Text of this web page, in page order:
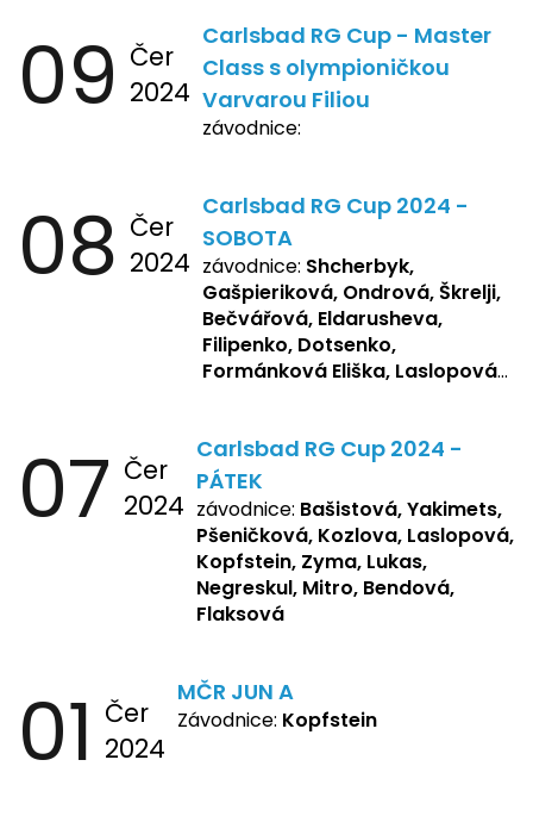
09 Čer
2024
Carlsbad RG Cup - Master
Class s olympioničkou
Varvarou Filiou
závodnice:
08 Čer
2024
Carlsbad RG Cup 2024 -
SOBOTA
závodnice: Shcherbyk,
Gašpieriková, Ondrová, Škrelji,
Bečvářová, Eldarusheva,
Filipenko, Dotsenko,
Formánková Eliška, Laslopová
Žbánková, Bašistová Beáta,
Yakimets, Pšeničková Vanesa,
Kozlova Nelly, Laslopová B.,
Kopfstein, Lukas, Negreskul ,
Mitro, Bendová, Flaksová
07 Čer
2024
Carlsbad RG Cup 2024 -
PÁTEK
závodnice: Bašistová, Yakimets,
Pšeničková, Kozlova, Laslopová,
Kopfstein, Zyma, Lukas,
Negreskul, Mitro, Bendová,
Flaksová
01 Čer
2024
MČR JUN A
Závodnice: Kopfstein